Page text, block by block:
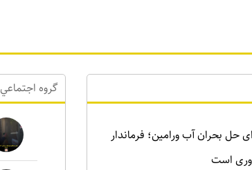
برای حل بحران آب ورامین؛ فرماندار
است
گروه اجتماعي